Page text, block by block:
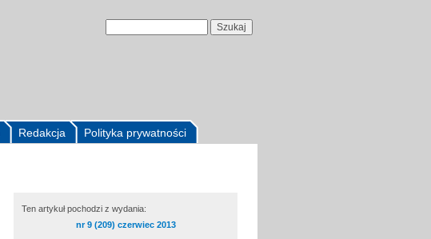
Polityka prywatności
Redakcja
Ten artykuł pochodzi z wydania:
nr 9 (209) czerwiec 2013